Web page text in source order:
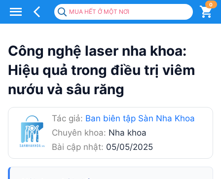
MUA HẾT Ở MỘT NƠI
0
nghệ
laser
nha
khoa:
Hiệu
quả
trong
điều
Công nghệ laser nha khoa:
Hiệu quả trong điều trị viêm
nướu và sâu răng
Tác giả: Ban biên tập Sàn Nha Khoa
Chuyên khoa: Nha khoa
Bài cập nhật: 05/05/2025